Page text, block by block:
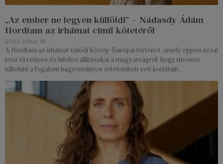
„Az ember ne legyen külföldi” – Nádasdy Ádám
Hordtam az irhámat című kötetéről
2023. július 18.
A Hordtam az irhámat valódi Közép-Európai történet, amely éppen azzal
tesz érvényes és hiteles állításokat a magyarságról, hogy messze
túltekint a fogalom hagyományos értelemben vett korlátain.